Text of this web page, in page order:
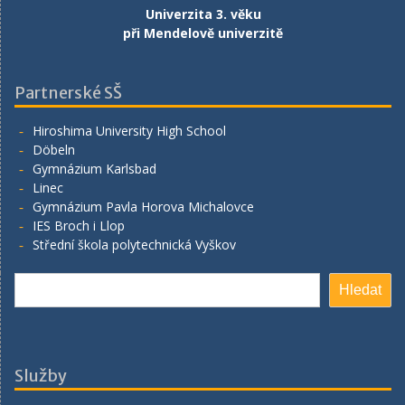
Univerzita 3. věku
při Mendelově univerzitě
Partnerské SŠ
Hiroshima University High School
Döbeln
Gymnázium Karlsbad
Linec
Gymnázium Pavla Horova Michalovce
IES Broch i Llop
Střední škola polytechnická Vyškov
Hledat
Služby